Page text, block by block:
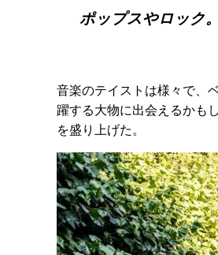
ポップスやロック
音楽のテイストは様々で、
躍する大物に出会えるかも
を盛り上げた。